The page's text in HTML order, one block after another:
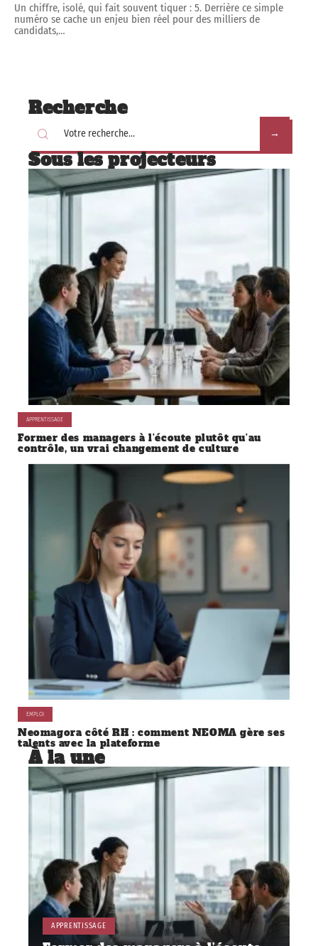
Un chiffre, isolé, qui fait souvent tiquer : 5. Derrière ce simple
numéro se cache un enjeu bien réel pour des milliers de
candidats,…
Recherche
Sous les projecteurs
APPRENTISSAGE
Former des managers à l’écoute plutôt qu’au
contrôle, un vrai changement de culture
EMPLOI
Neomagora côté RH : comment NEOMA gère ses
talents avec la plateforme
À la une
APPRENTISSAGE